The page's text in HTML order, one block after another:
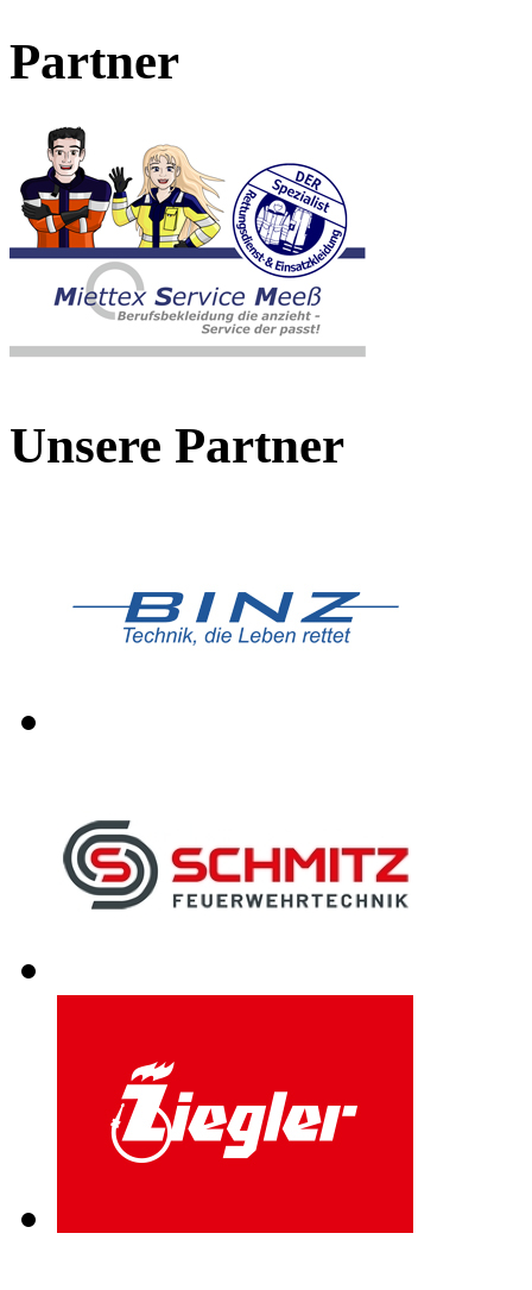
Partner
Unsere Partner